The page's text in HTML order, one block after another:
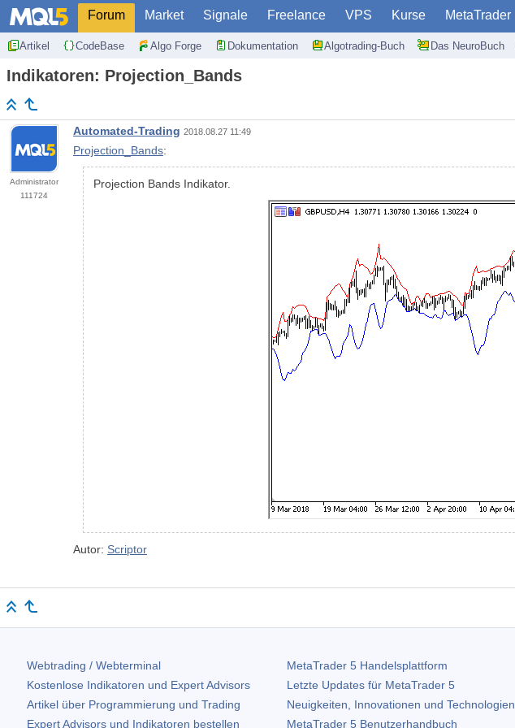
Forum Market Signale Freelance VPS Kurse MetaTrader
Artikel CodeBase Algo Forge Dokumentation Algotrading-Buch Das NeuroBuch
Indikatoren: Projection_Bands
Administrator
111724
Automated-Trading 2018.08.27 11:49
Projection_Bands:
Projection Bands Indikator.
Autor: Scriptor
Webtrading / Webterminal
Kostenlose Indikatoren und Expert Advisors
Artikel über Programmierung und Trading
Expert Advisors und Indikatoren bestellen
MetaTrader 5Handelsplattform
Letzte Updates für MetaTrader 5
Neuigkeiten, Innovationen und Technologien
MetaTrader 5Benutzerhandbuch